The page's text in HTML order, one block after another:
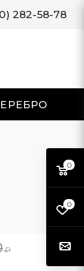
282-58-78
₽
0
0